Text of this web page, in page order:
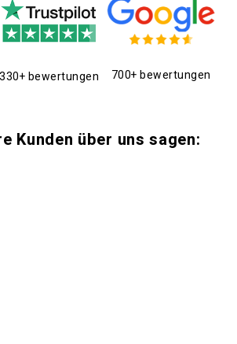
330+ bewertungen 700+ bewertungen
Kunden über uns sagen: